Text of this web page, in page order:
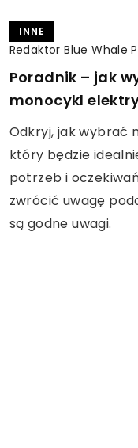
INNE
Redaktor Blue Whale
Poradnik – jak
monocykl
Odkryj, jak wybrać
który będzie
potrzeb i
zwrócić uwagę
są godne uwagi.